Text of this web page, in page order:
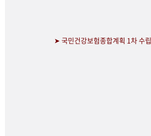
➤ 국민건강보험종합계획 1차 수립